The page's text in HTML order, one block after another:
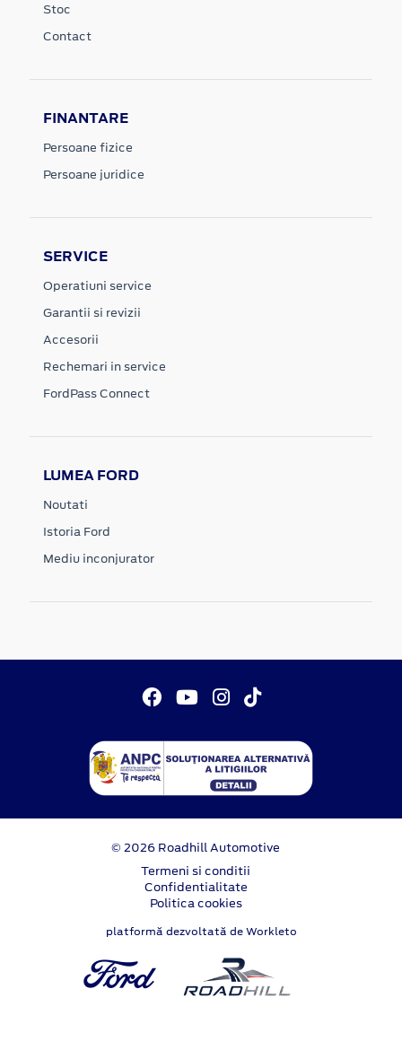
Stoc
Contact
FINANTARE
Persoane fizice
Persoane juridice
SERVICE
Operatiuni service
Garantii si revizii
Accesorii
Rechemari in service
FordPass Connect
LUMEA FORD
Noutati
Istoria Ford
Mediu inconjurator
© 2026 Roadhill Automotive
Termeni si conditii
Confidentialitate
Politica cookies
platformă dezvoltată de Workleto